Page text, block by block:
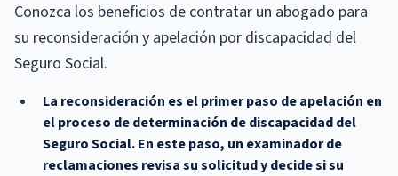
Conozca los beneficios de contratar un abogado para
su reconsideración y apelación por discapacidad del
Seguro Social.
La reconsideración es el primer paso de apelación en
el proceso de determinación de discapacidad del
Seguro Social. En este paso, un examinador de
reclamaciones revisa su solicitud y decide si su